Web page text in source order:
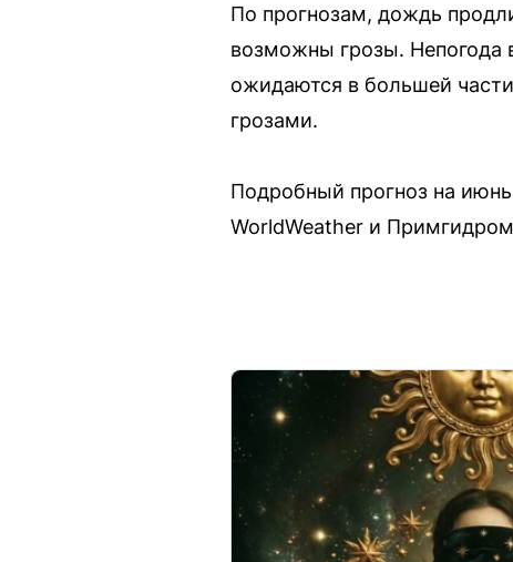
По прогнозам, дождь
возможны грозы. Непогода
ожидаются в большей
грозами.
Подробный прогноз на
WorldWeather и